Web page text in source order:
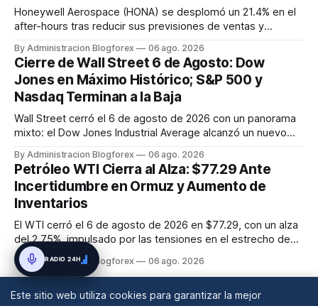
Honeywell Aerospace (HONA) se desplomó un 21.4% en el
after-hours tras reducir sus previsiones de ventas y
en sus pronósticos anuales, y AppLovin (APP) bajó un 19.3%
tras no alcanzar las estimaciones de ingresos. SanDisk
(SNDK) tambié...
By Administracion Blogforex 06 ago. 2026
Cierre de Wall Street 6 de Agosto: Dow
Jones en Máximo Histórico; S&P 500 y
Nasdaq Terminan a la Baja
Wall Street cerró el 6 de agosto de 2026 con un panorama
mixto: el Dow Jones Industrial Average alcanzó un nuevo
que el S&P 500 retrocedió un 0.2% a 7,723.55 y el Nasdaq
Composite cayó un 0.8% a 26,363.44, afectado por la
debilidad de las a...
By Administracion Blogforex 06 ago. 2026
Petróleo WTI Cierra al Alza: $77.29 Ante
Incertidumbre en Ormuz y Aumento de
Inventarios
El WTI cerró el 6 de agosto de 2026 en $77.29, con un alza
del 2.75%, impulsado por las tensiones en el estrecho de
Ormuz, a pesar del aumento inesperado en los inventarios
de crudo de EE. UU.
By Administracion Blogforex 06 ago. 2026
Este sitio web utiliza cookies para garantizar la mejor
RADIO 24H